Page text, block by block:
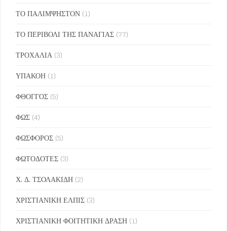
ΤΟ ΠΑΛΙΜΨΗΣΤΟΝ (1)
ΤΟ ΠΕΡΙΒΟΛΙ ΤΗΣ ΠΑΝΑΓΙΑΣ (77)
ΤΡΟΧΑΛΙΑ (3)
ΥΠΑΚΟΗ (1)
ΦΘΟΓΓΟΣ (5)
ΦΩΣ (4)
ΦΩΣΦΟΡΟΣ (5)
ΦΩΤΟΔΟΤΕΣ (3)
Χ. Δ. ΤΣΟΛΑΚΙΔΗ (2)
ΧΡΙΣΤΙΑΝΙΚΗ ΕΛΠΙΣ (3)
ΧΡΙΣΤΙΑΝΙΚΗ ΦΟΙΤΗΤΙΚΗ ΔΡΑΣΗ (1)